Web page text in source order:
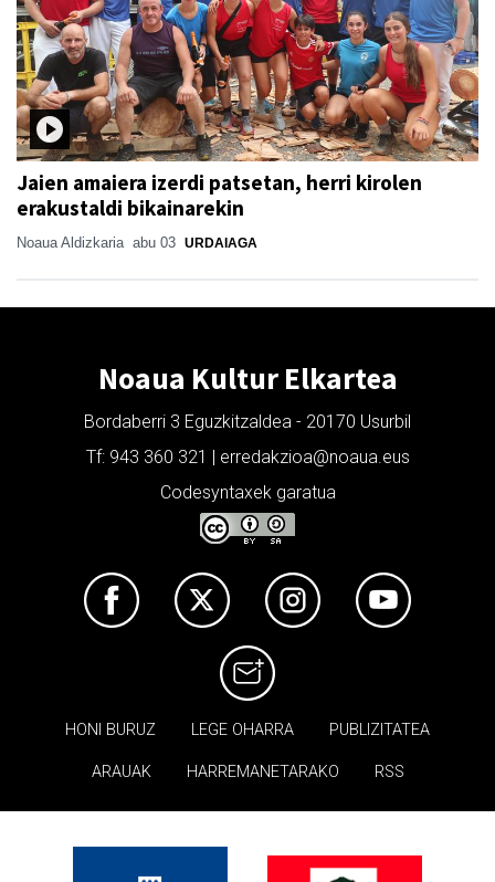
Jaien amaiera izerdi patsetan, herri kirolen
erakustaldi bikainarekin
Noaua Aldizkaria abu 03 URDAIAGA
Noaua Kultur Elkartea
Bordaberri 3 Eguzkitzaldea - 20170 Usurbil
Tf: 943 360 321 | erredakzioa@noaua.eus
Codesyntaxek garatua
HONI BURUZ LEGE OHARRA PUBLIZITATEA
ARAUAK HARREMANETARAKO RSS